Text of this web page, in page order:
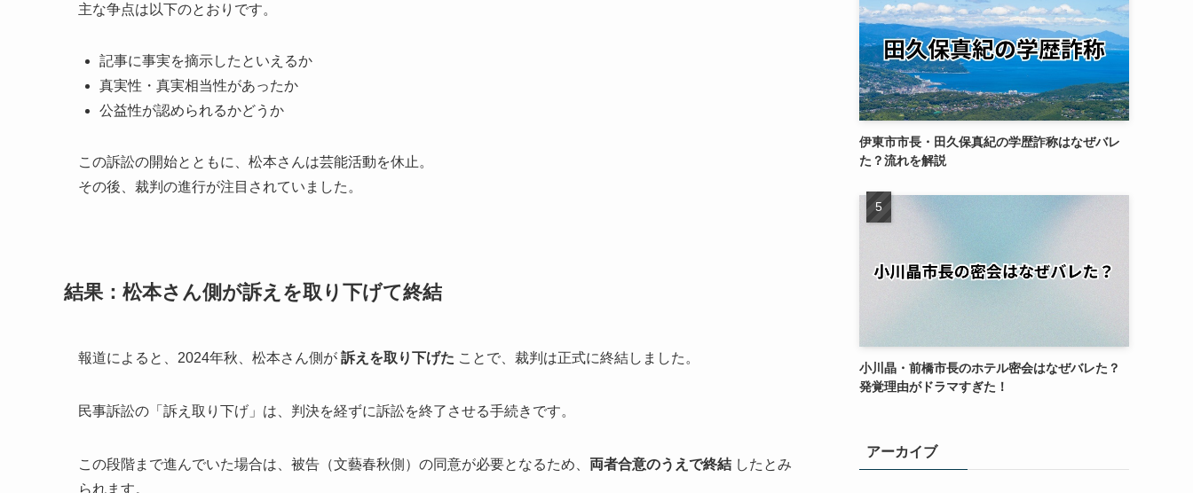
主な争点は以下のとおりです。
記事に事実を摘示したといえるか
真実性・真実相当性があったか
公益性が認められるかどうか
この訴訟の開始とともに、松本さんは芸能活動を休止。
その後、裁判の進行が注目されていました。
結果：松本さん側が訴えを取り下げて終結
報道によると、2024年秋、松本さん側が 訴えを取り下げた ことで、裁判は正式に終結しました。
民事訴訟の「訴え取り下げ」は、判決を経ずに訴訟を終了させる手続きです。
この段階まで進んでいた場合は、被告（文藝春秋側）の同意が必要となるため、 両者合意のうえで終結 したとみ
られます。
伊東市市長・田久保真紀の学歴詐称はなぜバレ
た？流れを解説
小川晶・前橋市長のホテル密会はなぜバレた？
発覚理由がドラマすぎた！
アーカイブ